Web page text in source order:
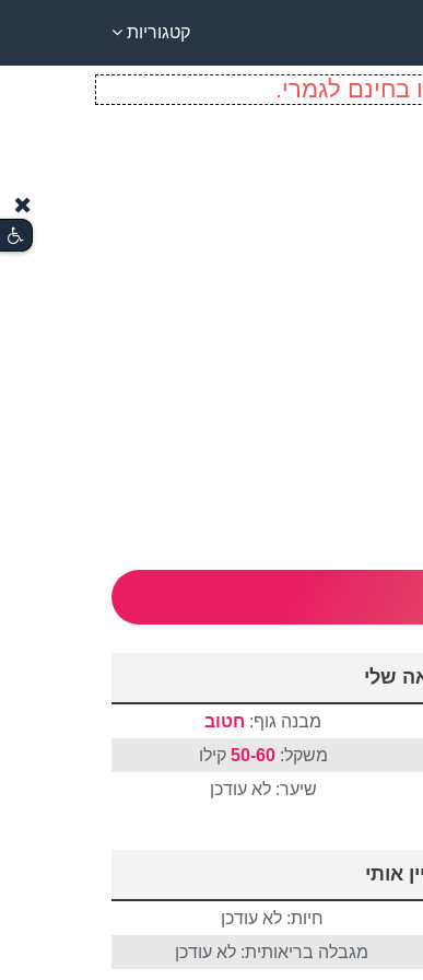
קטגוריות
בחינם לגמרי.
שלי
מבנה גוף: חטוב
משקל:50-60 קילו
שיער: לא עודכן
אותי
חיות: לא עודכן
מגבלה בריאותית: לא עודכן